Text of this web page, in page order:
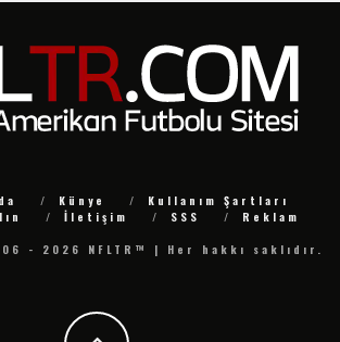
Künye
Kullanım Şartları
İletişim SSS
Reklam
- 2026 NFLTR™ | Her hakkı saklıdır.